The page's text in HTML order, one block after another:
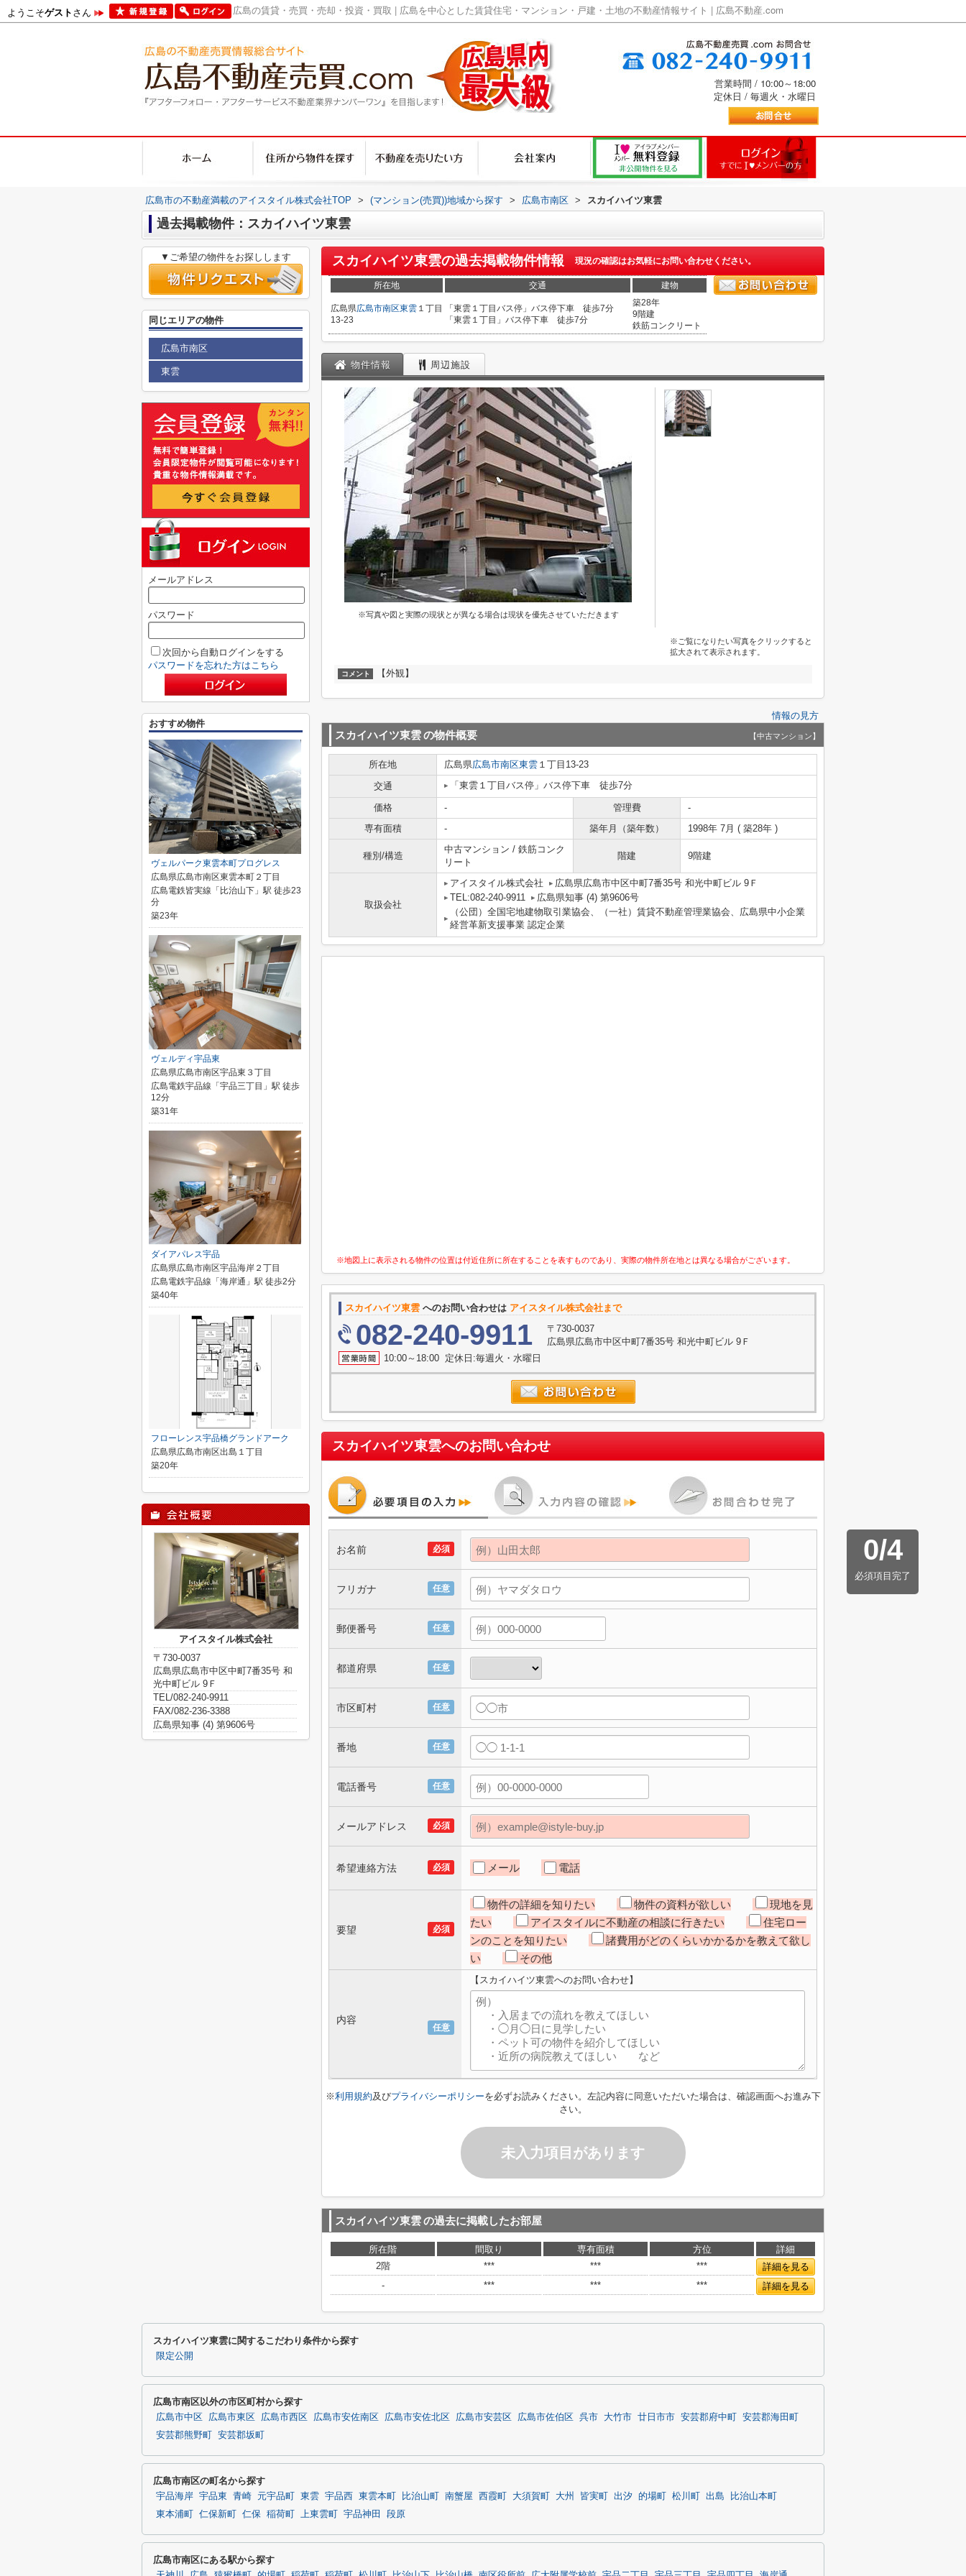
ようこそゲストさん 広島の賃貸・売買・売却・投資・買取 | 広島を中心とした賃貸住宅・マンション・戸建・土地の不動産情報サイト | 広島不動産.com
営業時間 / 10:00～18:00
定休日 / 毎週火・水曜日
広島市の不動産満載のアイスタイル株式会社TOP > (マンション(売買))地域から探す > 広島市南区 > スカイハイツ東雲
過去掲載物件：スカイハイツ東雲
スカイハイツ東雲の過去掲載物件情報 現況の確認はお気軽にお問い合わせください。
所在地 交通 建物
広島県広島市南区東雲 １丁目
13-23
「東雲１丁目バス停」バス停下車 徒歩7分
「東雲１丁目」バス停下車 徒歩7分
築28年
9階建
鉄筋コンクリート
物件情報 周辺施設
※写真や図と実際の現状とが異なる場合は現状を優先させていただきます
※ご覧になりたい写真をクリックすると
拡大されて表示されます。
コメント 【外観】
情報の見方
スカイハイツ東雲の物件概要 【中古マンション】
所在地 広島県広島市南区東雲 １丁目13-23
交通
「東雲１丁目バス停」バス停下車 徒歩7分
価格 - 管理費
-
専有面積
- 築年月（築年数） 1998年 7月 ( 築28年 )
種別/構造
中古マンション / 鉄筋コンク
リート
階建 9階建
取扱会社
アイスタイル株式会社
広島県広島市中区中町7番35号 和光中町ビル 9Ｆ
TEL:082-240-9911
広島県知事 (4) 第9606号
（公団）全国宅地建物取引業協会、（一社）賃貸不動産管理業協会、広島県中小企業
経営革新支援事業 認定企業
※地図上に表示される物件の位置は付近住所に所在することを表すものであり、実際の物件所在地とは異なる場合がございます。
スカイハイツ東雲 へのお問い合わせは アイスタイル株式会社まで
082-240-9911
〒730-0037
広島県広島市中区中町7番35号 和光中町ビル 9Ｆ
10:00～18:00 定休日:毎週火・水曜日
スカイハイツ東雲へのお問い合わせ
0/4
必須項目完了
必須
お名前
任意
フリガナ
任意
郵便番号
任意
都道府県
任意
市区町村
任意
番地
任意
電話番号
必須
メールアドレス
必須
希望連絡方法 メール 電話
必須
要望
物件の詳細を知りたい 物件の資料が欲しい
現地を見
たい
アイスタイルに不動産の相談に行きたい
住宅ロー
ンのことを知りたい
諸費用がどのくらいかかるかを教えて欲し
い
その他
任意
内容
【スカイハイツ東雲へのお問い合わせ】
※利用規約及びプライバシーポリシーを必ずお読みください。左記内容に同意いただいた場合は、確認画面へお進み下
さい。
未入力項目があります
スカイハイツ東雲の過去に掲載したお部屋
所在階 間取り 専有面積 方位
詳細
2階
*** *** ***
詳細を見る
-
*** *** *** 詳細を見る
▼ご希望の物件をお探しします
同じエリアの物件
広島市南区
東雲
メールアドレス
パスワード
次回から自動ログインをする
パスワードを忘れた方はこちら
おすすめ物件
ヴェルパーク東雲本町プログレス
広島県広島市南区東雲本町２丁目
広島電鉄皆実線「比治山下」駅 徒歩23
分
築23年
ヴェルディ宇品東
広島県広島市南区宇品東３丁目
広島電鉄宇品線「宇品三丁目」駅 徒歩
12分
築31年
ダイアパレス宇品
広島県広島市南区宇品海岸２丁目
広島電鉄宇品線「海岸通」駅 徒歩2分
築40年
フローレンス宇品橋グランドアーク
広島県広島市南区出島１丁目
築20年
アイスタイル株式会社
〒730-0037
広島県広島市中区中町7番35号 和
光中町ビル 9Ｆ
TEL/082-240-9911
FAX/082-236-3388
広島県知事 (4) 第9606号
スカイハイツ東雲に関するこだわり条件から探す
限定公開
広島市南区以外の市区町村から探す
広島市中区 広島市東区 広島市西区 広島市安佐南区 広島市安佐北区 広島市安芸区 広島市佐伯区 呉市 大竹市 廿日市市 安芸郡府中町
安芸郡海田町
安芸郡熊野町
安芸郡坂町
広島市南区の町名から探す
宇品海岸 宇品東 青崎 元宇品町 東雲 宇品西 東雲本町 比治山町 南蟹屋 西霞町 大須賀町 大州 皆実町 出汐 的場町 松川町 出島
比治山本町
東本浦町
仁保新町 仁保 稲荷町 上東雲町 宇品神田 段原
広島市南区にある駅から探す